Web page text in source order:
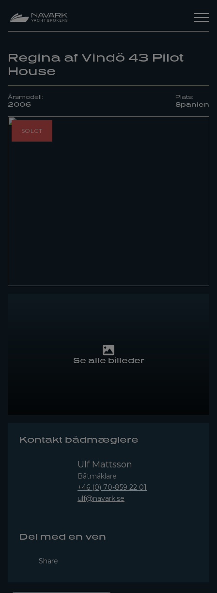
Regina af Vindö 43 Pilot
House
Årsmodell:
2006
Plats:
Spanien
SOLGT
Se alle billeder
Kontakt bådmæglere
Ulf Mattsson
Båtmäklare
+46 (0) 70-859 22 01
ulf@navark.se
Del med en ven
Share